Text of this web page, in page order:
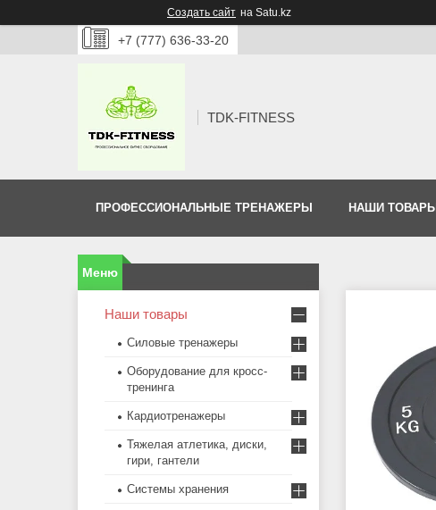
Создать сайт на Satu.kz
+7 (777) 636-33-20
TDK-FITNESS
ПРОФЕССИОНАЛЬНЫЕ ТРЕНАЖЕРЫ НАШИ ТОВАРЫ
Наши товары
Силовые тренажеры
Оборудование для кросс-
тренинга
Кардиотренажеры
Тяжелая атлетика, диски,
гири, гантели
Системы хранения